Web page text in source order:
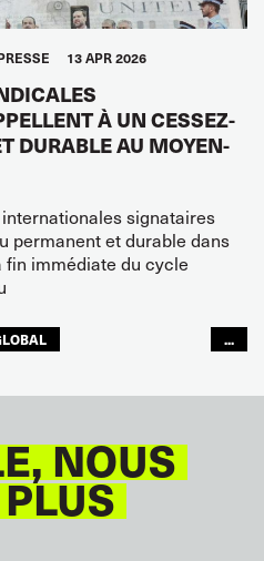
13 APR 2026
À UN CESSEZ-
DURABLE AU MOYEN-
signataires
permanent et durable dans
immédiate du cycle
...
NOUS